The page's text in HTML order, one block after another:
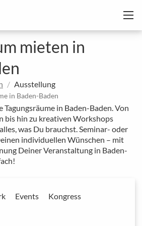
mieten in
Ausstellung
in Baden-Baden
in Baden-Baden. Von
bis hin zu kreativen Workshops
was Du brauchst. Seminar- oder
individuellen Wünschen – mit
Deiner Veranstaltung in Baden-
Events Kongress